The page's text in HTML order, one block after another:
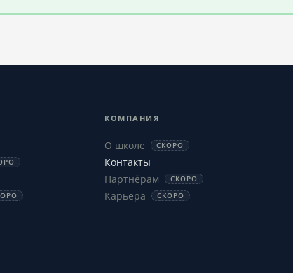
КОМПАНИЯ
О школе СКОРО
Контакты
Партнёрам
СКОРО
Карьера СКОРО